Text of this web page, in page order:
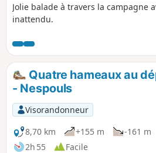
Jolie balade à travers la campagne
inattendu.
Quatre hameaux au
- Nespouls
Visorandonneur
8,70 km
+155 m
-161 m
2h 55
Facile